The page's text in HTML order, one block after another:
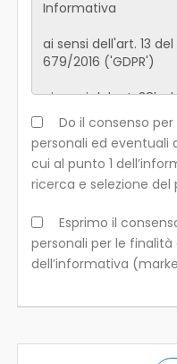
Do il consenso
personali ed eventuali
cui al punto 1
ricerca e selezione
Esprimo il
personali per le
dell’informativa